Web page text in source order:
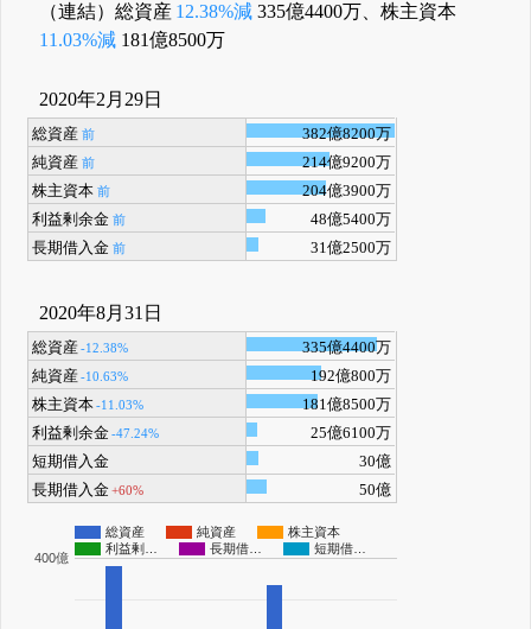
（連結）総資産 12.38%減 335億4400万、株主資本
11.03%減 181億8500万
2020年2月29日
総資産 前
382億8200万
純資産 前
214億9200万
株主資本 前
204億3900万
利益剰余金 前
48億5400万
長期借入金 前 31億2500万
2020年8月31日
総資産-12.38%
335億4400万
純資産-10.63%
192億800万
株主資本-11.03%
181億8500万
利益剰余金-47.24%
25億6100万
短期借入金
30億
長期借入金+60% 50億
総資産 純資産
株主資本
利益剰…
長期借… 短期借…
400億